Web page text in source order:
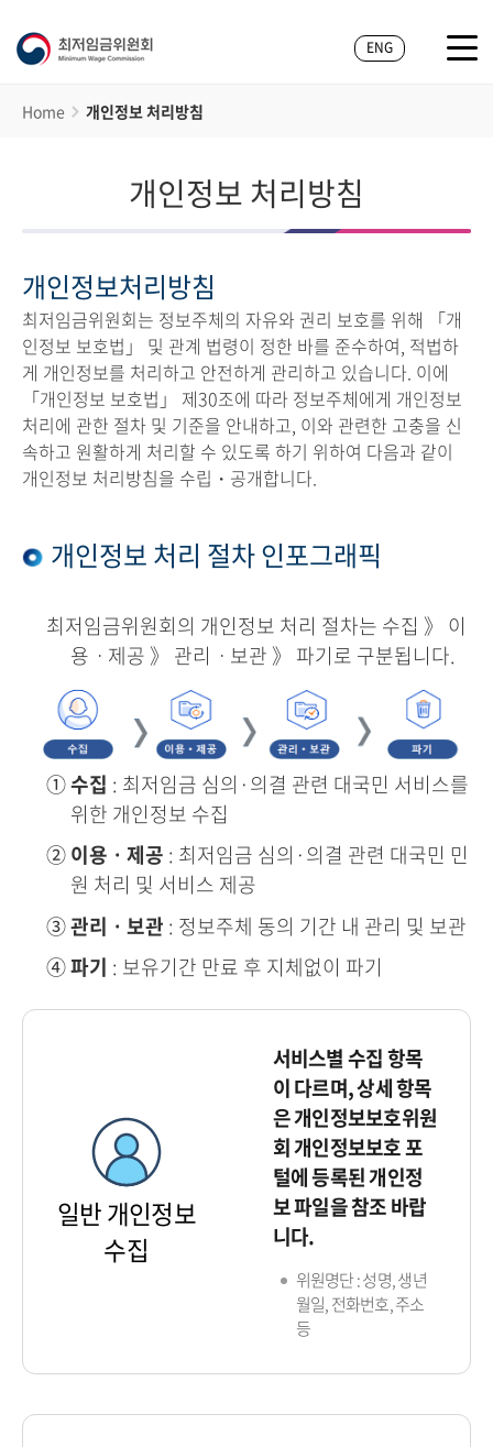
ENG
Home 개인정보 처리방침
개인정보 처리방침
개인정보처리방침
최저임금위원회는 정보주체의 자유와 권리 보호를 위해 「개
인정보 보호법」 및 관계 법령이 정한 바를 준수하여, 적법하
게 개인정보를 처리하고 안전하게 관리하고 있습니다. 이에
「개인정보 보호법」 제30조에 따라 정보주체에게 개인정보
처리에 관한 절차 및 기준을 안내하고, 이와 관련한 고충을 신
속하고 원활하게 처리할 수 있도록 하기 위하여 다음과 같이
개인정보 처리방침을 수립・공개합니다.
개인정보 처리 절차 인포그래픽
최저임금위원회의 개인정보 처리 절차는 수집 》 이
용ㆍ제공 》 관리ㆍ보관 》 파기로 구분됩니다.
①수집 : 최저임금 심의·의결 관련 대국민 서비스를
위한 개인정보 수집
② 이용ㆍ제공 : 최저임금 심의·의결 관련 대국민 민
원 처리 및 서비스 제공
③관리ㆍ보관 : 정보주체 동의 기간 내 관리 및 보관
④파기 : 보유기간 만료 후 지체없이 파기
일반 개인정보
수집
서비스별 수집 항목
이 다르며, 상세 항목
은 개인정보보호위원
회 개인정보보호 포
털에 등록된 개인정
보 파일을 참조 바랍
니다.
위원명단 : 성명, 생년
월일, 전화번호, 주소
등